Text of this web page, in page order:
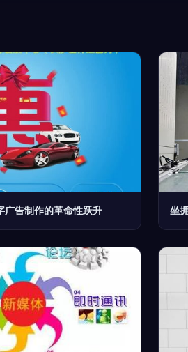
广告制作的革命性跃升